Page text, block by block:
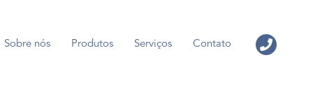
Sobre nós Produtos Serviços Contato